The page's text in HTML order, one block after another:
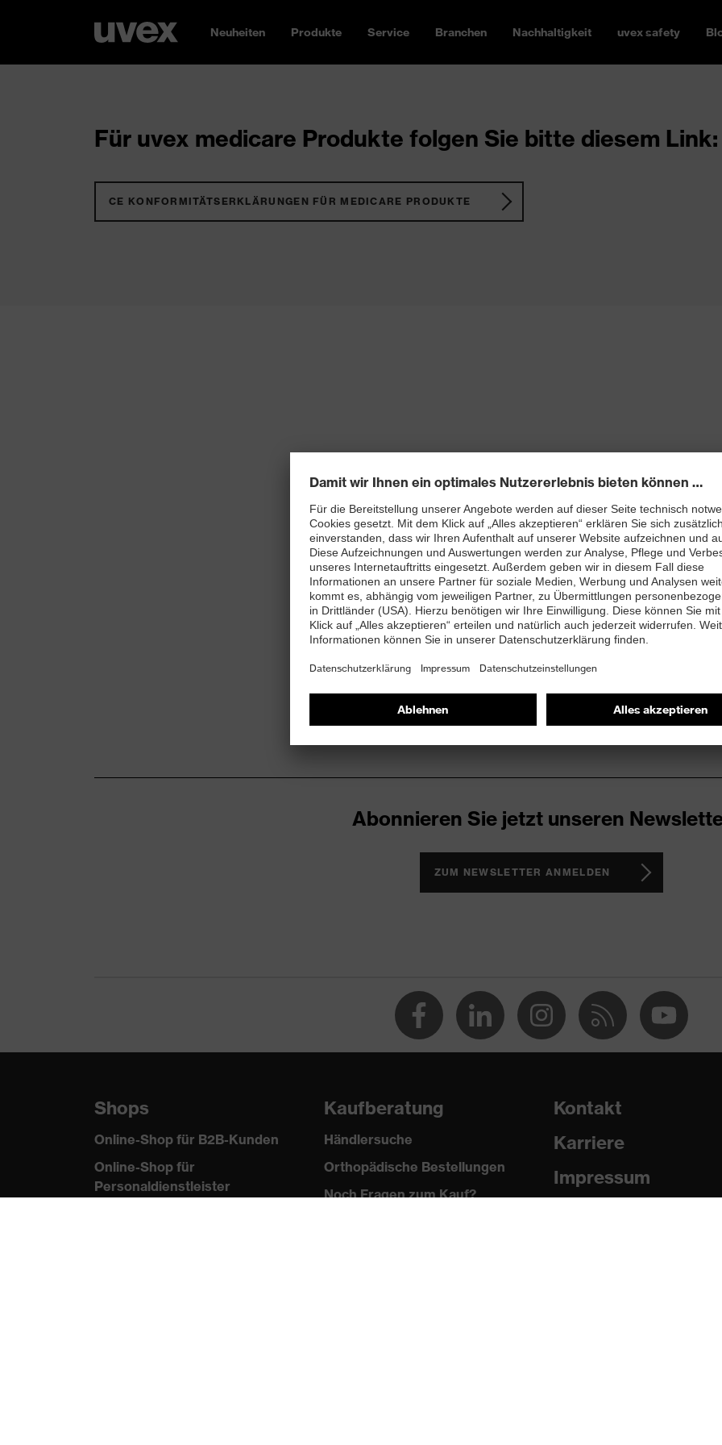
Neuheiten Produkte Service Branchen Nachhaltigkeit uvex safety
Für uvex medicare Produkte folgen Sie bitte diesem Link:
CE KONFORMITÄTSERKLÄRUNGEN FÜR MEDICARE PRODUKTE
Abonnieren Sie jetzt unseren
ZUM NEWSLETTER ANMELDEN
Shops
Online-Shop für B2B-Kunden
Online-Shop für
Personaldienstleister
Kaufberatung
Händlersuche
Orthopädische Bestellungen
Noch Fragen zum Kauf?
Kontakt
Karriere
Impressum